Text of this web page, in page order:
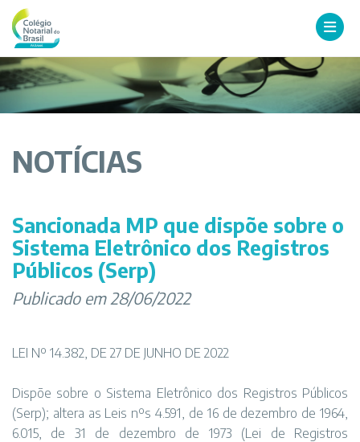
NOTÍCIAS
Sancionada MP que dispõe sobre o
Sistema Eletrônico dos Registros
Públicos (Serp)
Publicado em 28/06/2022
LEI Nº 14.382, DE 27 DE JUNHO DE 2022
Dispõe sobre o Sistema Eletrônico dos Registros Públicos
(Serp); altera as Leis nºs 4.591, de 16 de dezembro de 1964,
6.015, de 31 de dezembro de 1973 (Lei de Registros